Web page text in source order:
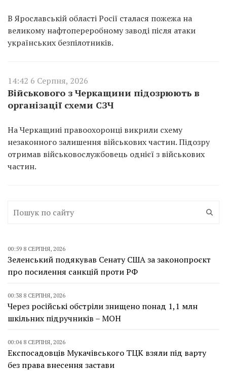
В Ярославській області Росії сталася пожежа на
великому нафтопереробному заводі після атаки
українських безпілотників.
14:42 6 Серпня, 2026
Військового з Черкащини підозрюють в
організації схеми СЗЧ
На Черкащині правоохоронці викрили схему
незаконного залишення військових частин. Підозру
отримав військовослужбовець однієї з військових
частин.
00:59 8 СЕРПНЯ, 2026
Зеленський подякував Сенату США за законопроєкт
про посилення санкцій проти РФ
00:38 8 СЕРПНЯ, 2026
Через російські обстріли знищено понад 1,1 млн
шкільних підручників – МОН
00:04 8 СЕРПНЯ, 2026
Експосадовців Мукачівського ТЦК взяли під варту
без права внесення застави